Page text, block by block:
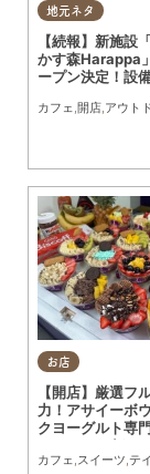
地元ネタ
【続報】新施設
かす森Harappa
ープン決定！設
も登場
カフェ,開店,アウトド
お店
【開店】厳選フ
力！アサイーボ
クヨーグルト専
L（ジェイボウル
が6/15(月)オー
カフェ スイーツ テイクアウト